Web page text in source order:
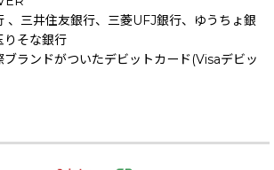
、三井住友銀行、三菱UFJ銀行、ゆうちょ銀
りそな銀行
ブランドがついたデビットカード(Visaデビッ